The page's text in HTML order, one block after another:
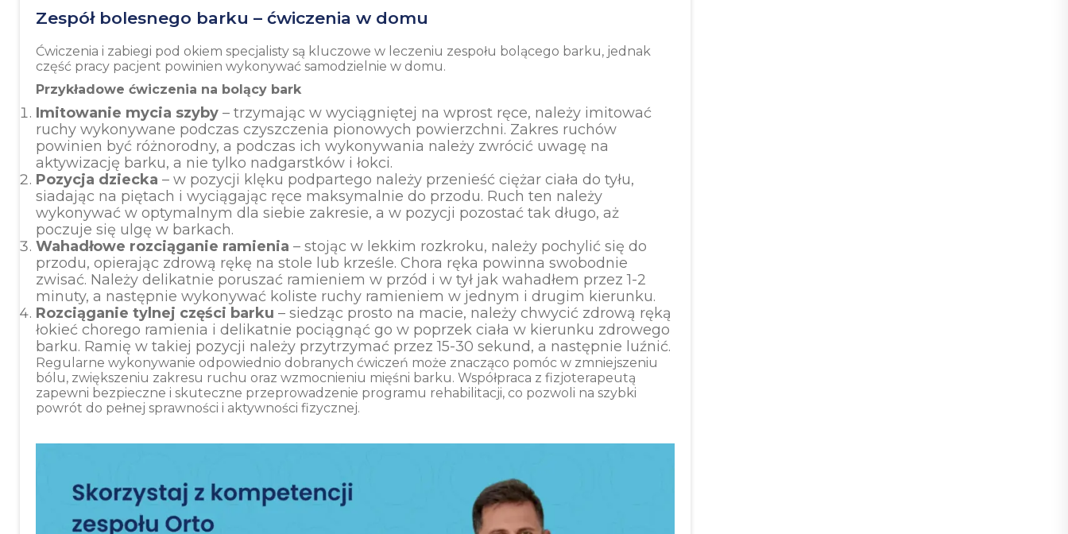
Zespół bolesnego barku – ćwiczenia w domu
Ćwiczenia i zabiegi pod okiem specjalisty są kluczowe w leczeniu zespołu bolącego barku, jednak
część pracy pacjent powinien wykonywać samodzielnie w domu.
Przykładowe ćwiczenia na bolący bark
Imitowanie mycia szyby – trzymając w wyciągniętej na wprost ręce, należy imitować
ruchy wykonywane podczas czyszczenia pionowych powierzchni. Zakres ruchów
powinien być różnorodny, a podczas ich wykonywania należy zwrócić uwagę na
aktywizację barku, a nie tylko nadgarstków i łokci.
Pozycja dziecka – w pozycji klęku podpartego należy przenieść ciężar ciała do tyłu,
siadając na piętach i wyciągając ręce maksymalnie do przodu. Ruch ten należy
wykonywać w optymalnym dla siebie zakresie, a w pozycji pozostać tak długo, aż
poczuje się ulgę w barkach.
Wahadłowe rozciąganie ramienia – stojąc w lekkim rozkroku, należy pochylić się do
przodu, opierając zdrową rękę na stole lub krześle. Chora ręka powinna swobodnie
zwisać. Należy delikatnie poruszać ramieniem w przód i w tył jak wahadłem przez 1-2
minuty, a następnie wykonywać koliste ruchy ramieniem w jednym i drugim kierunku.
Rozciąganie tylnej części barku – siedząc prosto na macie, należy chwycić zdrową ręką
łokieć chorego ramienia i delikatnie pociągnąć go w poprzek ciała w kierunku zdrowego
barku. Ramię w takiej pozycji należy przytrzymać przez 15-30 sekund, a następnie luźnić.
Regularne wykonywanie odpowiednio dobranych ćwiczeń może znacząco pomóc w zmniejszeniu
bólu, zwiększeniu zakresu ruchu oraz wzmocnieniu mięśni barku. Współpraca z fizjoterapeutą
zapewni bezpieczne i skuteczne przeprowadzenie programu rehabilitacji, co pozwoli na szybki
powrót do pełnej sprawności i aktywności fizycznej.